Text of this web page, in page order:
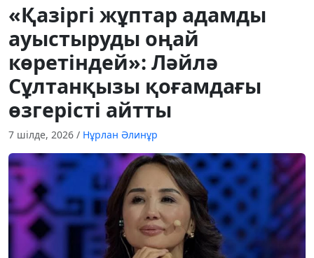
«Қазіргі жұптар адамды
ауыстыруды оңай
көретіндей»: Ләйлә
Сұлтанқызы қоғамдағы
өзгерісті айтты
7 шілде, 2026 / Нұрлан Әлинұр